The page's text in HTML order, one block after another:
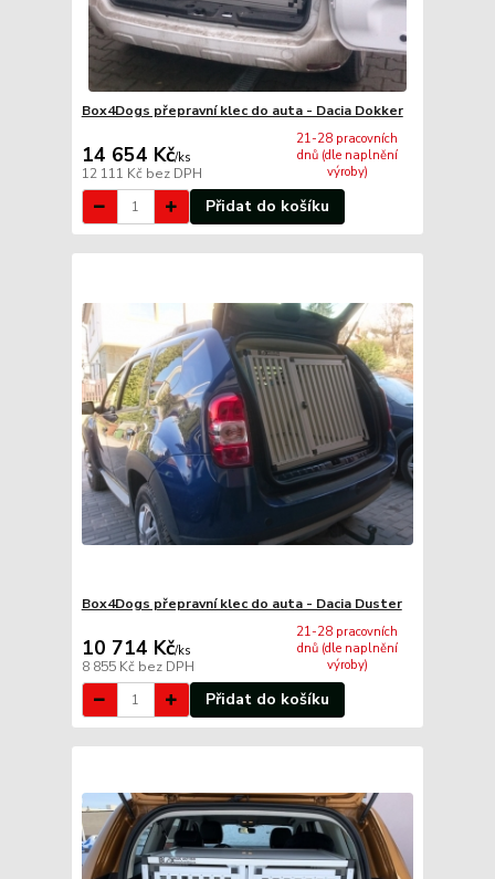
Box4Dogs přepravní klec do auta - Dacia Dokker
14 654 Kč/ks
12 111 Kč bez DPH
21-28 pracovních
dnů (dle naplnění
výroby)
Přidat do košíku
Box4Dogs přepravní klec do auta - Dacia Duster
10 714 Kč/ks
8 855 Kč bez DPH
21-28 pracovních
dnů (dle naplnění
výroby)
Přidat do košíku